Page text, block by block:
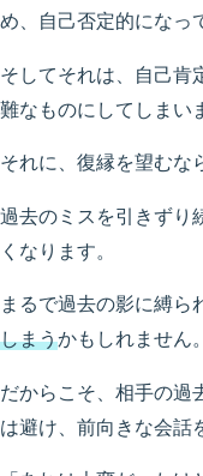
め、自己否定的になっ
そしてそれは、自己肯
難なものにしてしまい
それに、復縁を望むな
過去のミスを引きずり
くなります。
まるで過去の影に縛ら
しまうかもしれません。
だからこそ、相手の過
は避け、前向きな会話